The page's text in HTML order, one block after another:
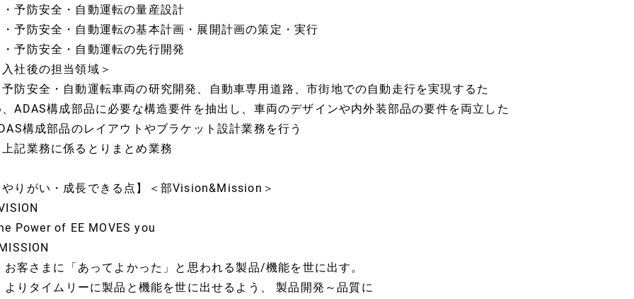
予防安全・自動運転の量産設計
予防安全・自動運転の基本計画・展開計画の策定・実行
予防安全・自動運転の先行開発
社後の担当領域＞
防安全・自動運転車両の研究開発、自動車専用道路、市街地での自動走行を実現するた
ADAS構成部品に必要な構造要件を抽出し、車両のデザインや内外装部品の要件を両立した
構成部品のレイアウトやブラケット設計業務を行う
記業務に係るとりまとめ業務
やりがい・成長できる点】＜部Vision&Mission＞
Power of EE MOVES you
お客さまに「あってよかった」と思われる製品/機能を世に出す。
よりタイムリーに製品と機能を世に出せるよう、 製品開発～品質に